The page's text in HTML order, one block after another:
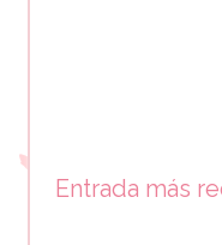
Entrada más